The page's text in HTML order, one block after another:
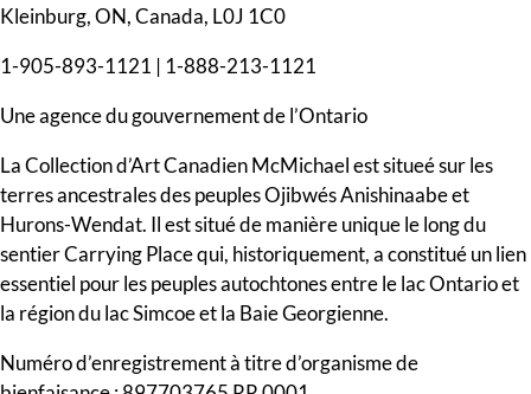
Kleinburg, ON, Canada, L0J 1C0
1-905-893-1121 | 1-888-213-1121
Une agence du gouvernement de l’Ontario
La Collection d’Art Canadien McMichael est situeé sur les
terres ancestrales des peuples Ojibwés Anishinaabe et
Hurons-Wendat. Il est situé de manière unique le long du
sentier Carrying Place qui, historiquement, a constitué un lien
essentiel pour les peuples autochtones entre le lac Ontario et
la région du lac Simcoe et la Baie Georgienne.
Numéro d’enregistrement à titre d’organisme de